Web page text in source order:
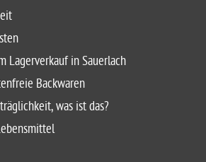
Lagerverkauf in Sauerlach
Backwaren
was ist das?